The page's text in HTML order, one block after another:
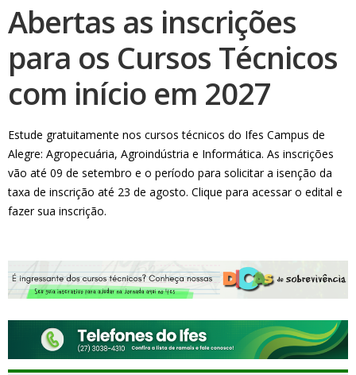
Abertas as inscrições
para os Cursos Técnicos
com início em 2027
Estude gratuitamente nos cursos técnicos do Ifes Campus de
Alegre: Agropecuária, Agroindústria e Informática. As inscrições
vão até 09 de setembro e o período para solicitar a isenção da
taxa de inscrição até 23 de agosto. Clique para acessar o edital e
fazer sua inscrição.